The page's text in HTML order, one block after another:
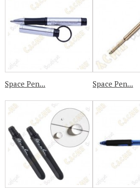
Space Pen... Space Pen...